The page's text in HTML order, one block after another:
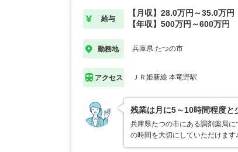
給与
【月収】28.0万円～35.0万円
【年収】500万円～600万円
勤務地 兵庫県 たつの市
アクセス ＪＲ姫新線 本竜野駅
残業は月に5～10時間程度と
兵庫県たつの市にある調剤薬局
の時間を大切にしていただけま